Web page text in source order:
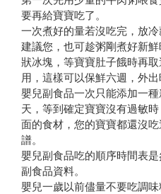
要再給寶寶吃了。
一次煮好的量若沒吃完，放冷
建議您，也可趁粥剛煮好新
狀冰塊，等寶寶肚子餓時再
用，這樣可以保鮮六週，外
嬰兒副食品一次只能添加一
天，等到確定寶寶沒有過敏
面的食材，您的寶寶都還沒
譜。
嬰兒副食品吃的順序時間表
副食品資料。
嬰兒一歲以前儘量不要吃調味